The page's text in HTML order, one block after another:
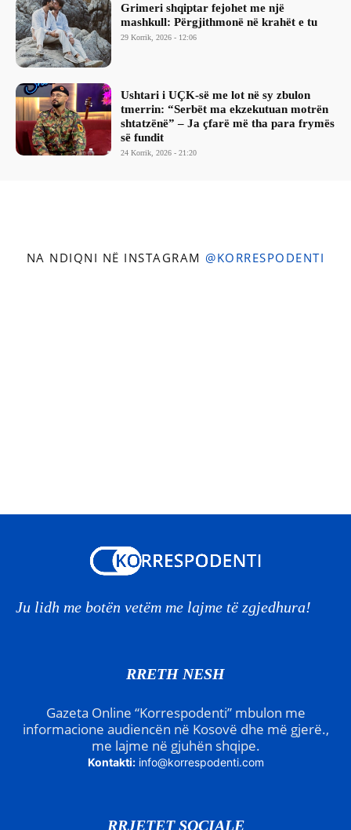
Grimeri shqiptar fejohet me një
mashkull: Përgjithmonë në krahët e tu
29 Korrik, 2026 - 12:06
Ushtari i UÇK-së me lot në sy zbulon
tmerrin: “Serbët ma ekzekutuan motrën
shtatzënë” – Ja çfarë më tha para frymës
së fundit
24 Korrik, 2026 - 21:20
NA NDIQNI NË INSTAGRAM @KORRESPODENTI
Ju lidh me botën vetëm me lajme të zgjedhura!
RRETH NESH
Gazeta Online “Korrespodenti” mbulon me
informacione audiencën në Kosovë dhe më gjerë.,
me lajme në gjuhën shqipe.
Kontakti: info@korrespodenti.com
RRJETET SOCIALE